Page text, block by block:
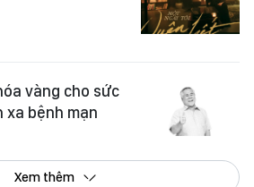
vàng cho sức
xa bệnh mạn
Xem thêm